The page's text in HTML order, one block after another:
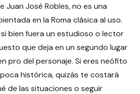
Juan José Robles, no es una
en la Roma clásica al uso.
bien fuera un estudioso o lector
que deja en un segundo lugar
pro del personaje. Si eres neófito
histórica, quizás te costará
de las situaciones o seguir